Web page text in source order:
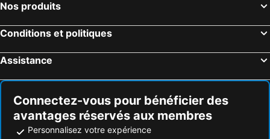
Nos produits
Conditions et politiques
Assistance
Connectez-vous pour bénéficier des
avantages réservés aux membres
Personnalisez votre expérience